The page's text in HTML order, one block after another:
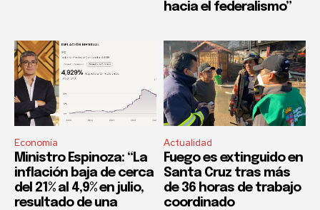
hacia el federalismo”
Economía
Ministro Espinoza: “La
inflación baja de cerca
del 21% al 4,9% en julio,
resultado de una
Actualidad
Fuego es extinguido en
Santa Cruz tras más
de 36 horas de trabajo
coordinado